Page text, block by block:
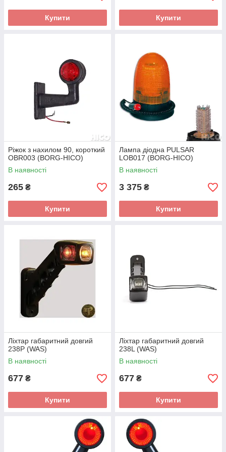
Купити Купити
Ріжок з нахилом 90, короткий
OBR003 (BORG-HICO)
В наявності
265 ₴
Купити
Лампа діодна PULSAR
LOB017 (BORG-HICO)
В наявності
3 375 ₴
Купити
Ліхтар габаритний довгий
238P (WAS)
В наявності
677 ₴
Купити
Ліхтар габаритний довгий
238L (WAS)
В наявності
677 ₴
Купити